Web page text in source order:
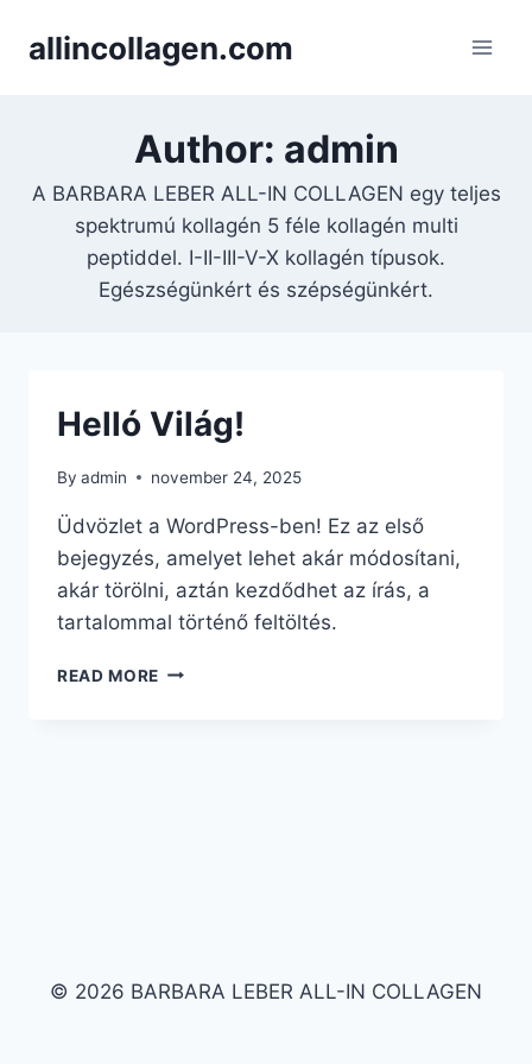
allincollagen.com
Author: admin
A BARBARA LEBER ALL-IN COLLAGEN egy teljes
spektrumú kollagén 5 féle kollagén multi
peptiddel. I-II-III-V-X kollagén típusok.
Egészségünkért és szépségünkért.
Helló Világ!
By admin november 24, 2025
Üdvözlet a WordPress-ben! Ez az első
bejegyzés, amelyet lehet akár módosítani,
akár törölni, aztán kezdődhet az írás, a
tartalommal történő feltöltés.
READ MORE HELLÓ
© 2026 BARBARA LEBER ALL-IN COLLAGEN